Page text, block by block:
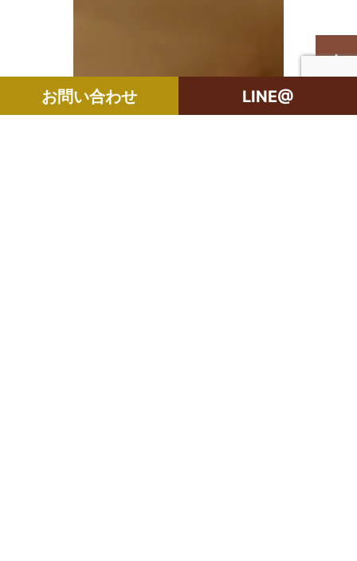
お問い合わせ LINE@